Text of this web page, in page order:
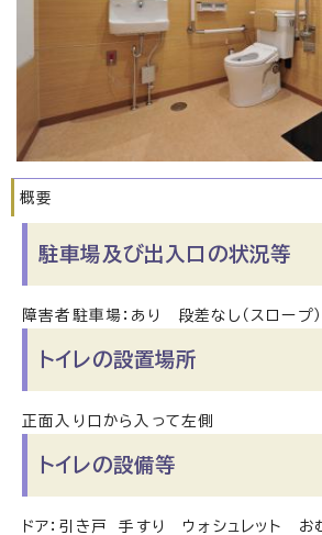
概要
駐車場及び出入口の状況等
障害者駐車場：あり 段差なし（スロープ）
トイレの設置場所
正面入り口から入って左側
トイレの設備等
ドア：引き戸 手すり ウォシュレット お